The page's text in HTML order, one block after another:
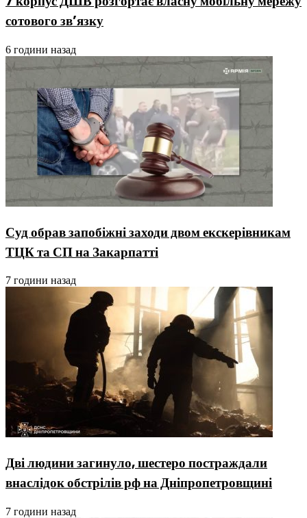
сотового зв’язку
6 години назад
Суд обрав запобіжні заходи двом екскерівникам
ТЦК та СП на Закарпатті
7 години назад
Дві людини загинуло, шестеро постраждали
внаслідок обстрілів рф на Дніпропетровщині
7 години назад